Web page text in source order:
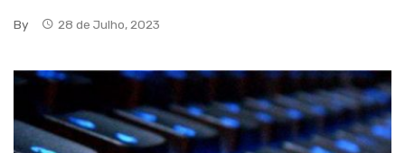
By 28 de Julho, 2023